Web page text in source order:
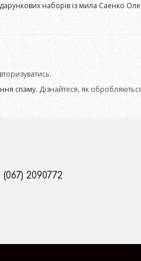
наборів із мила Саенко
.
спаму. Дізнайтеся, як
2090772